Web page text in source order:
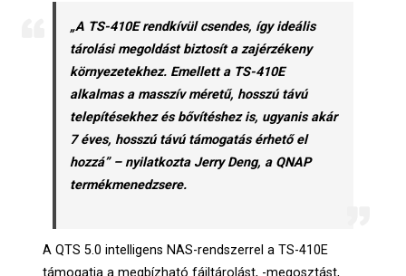
„A TS-410E rendkívül csendes, így ideális
tárolási megoldást biztosít a zajérzékeny
környezetekhez. Emellett a TS-410E
alkalmas a masszív méretű, hosszú távú
telepítésekhez és bővítéshez is, ugyanis akár
7 éves, hosszú távú támogatás érhető el
hozzá” – nyilatkozta Jerry Deng, a QNAP
termékmenedzsere.
A QTS 5.0 intelligens NAS-rendszerrel a TS-410E
támogatja a megbízható fájltárolást, -megosztást,